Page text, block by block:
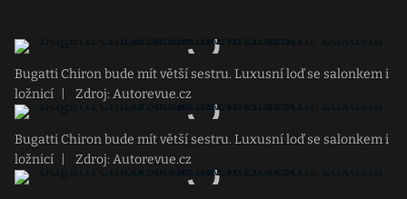
Bugatti Chiron bude mít větší sestru. Luxusní loď se salonkem i
ložnicí
Zdroj: Autorevue.cz
Bugatti Chiron bude mít větší sestru. Luxusní loď se salonkem i
ložnicí
Zdroj: Autorevue.cz